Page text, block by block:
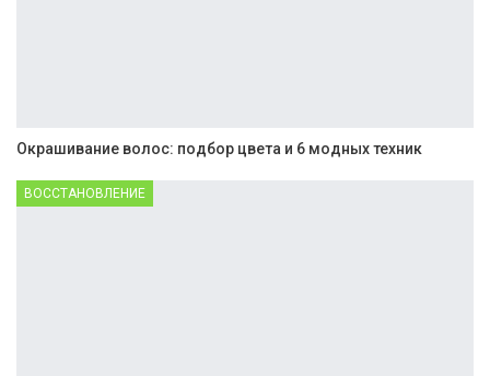
Окрашивание волос: подбор цвета и 6 модных техник
ВОССТАНОВЛЕНИЕ